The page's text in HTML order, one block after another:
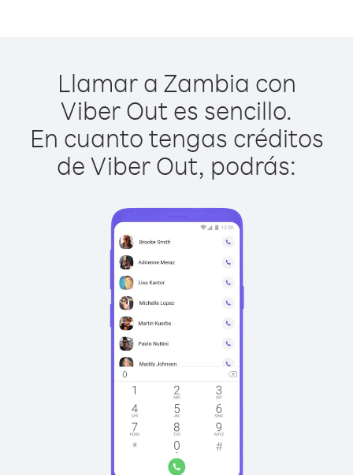
Llamar a Zambia con
Viber Out es sencillo.
En cuanto tengas créditos
de Viber Out, podrás: